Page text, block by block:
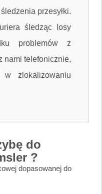
przesyłki.
śledząc losy
problemów z
nami telefonicznie,
zlokalizowaniu
do
?
dopasowanej do